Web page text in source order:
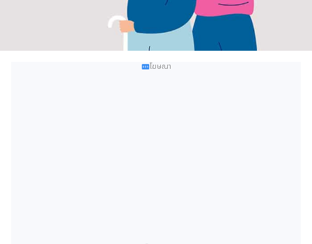
โฆษณา